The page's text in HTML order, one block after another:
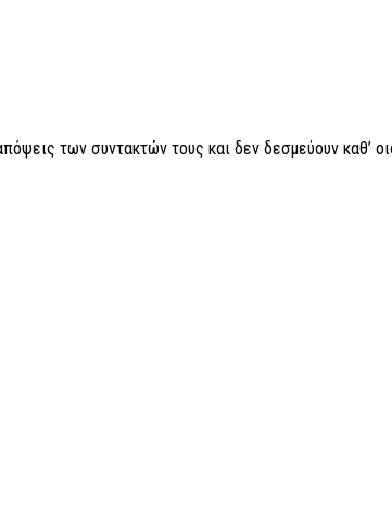
των συντακτών τους και δεν δεσμεύουν καθ’